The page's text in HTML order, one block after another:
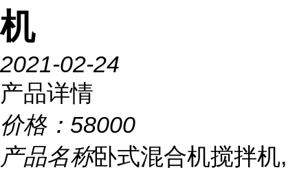
机
2021-02-24
产品详情
价格： 58000
产品名称卧式混合机搅拌机,